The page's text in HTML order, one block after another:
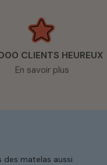
CLIENTS HEUREUX
En savoir plus
des matelas aussi